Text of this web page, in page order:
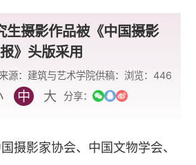
生摄影作品被《中国摄影
报》头版采用
源：建筑与艺术学院供稿： 浏览： 446
中 大 分享：
摄影家协会、中国文物学会、